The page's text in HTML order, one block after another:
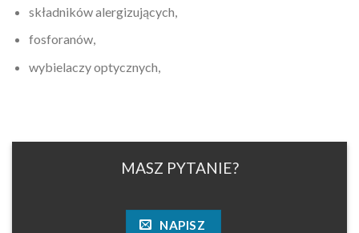
składników alergizujących,
fosforanów,
wybielaczy optycznych,
MASZ PYTANIE?
NAPISZ